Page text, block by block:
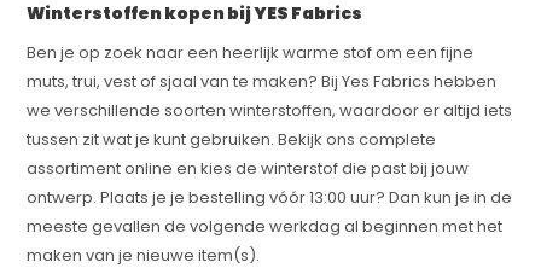
Winterstoffen kopen bij YES Fabrics
Ben je op zoek naar een heerlijk warme stof om een fijne
muts, trui, vest of sjaal van te maken? Bij Yes Fabrics hebben
we verschillende soorten winterstoffen, waardoor er altijd iets
tussen zit wat je kunt gebruiken. Bekijk ons complete
assortiment online en kies de winterstof die past bij jouw
ontwerp. Plaats je je bestelling vóór 13:00 uur? Dan kun je in de
meeste gevallen de volgende werkdag al beginnen met het
maken van je nieuwe item(s).